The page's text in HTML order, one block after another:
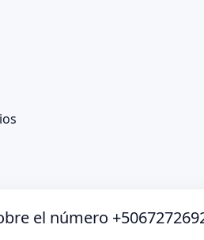
el número